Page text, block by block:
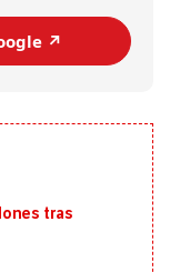
↗️
tras